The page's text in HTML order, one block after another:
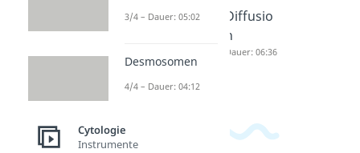
Osmose Osmotis
Diffusio
n
Dauer: 06:36
3/4 – Dauer: 05:02
Desmosomen
4/4 – Dauer: 04:12
Cytologie
Instrumente